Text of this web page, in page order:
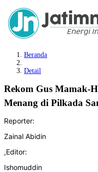
Beranda
Detail
Rekom Gus Mamak-
Menang di Pilkada
Reporter:
Zainal Abidin
,Editor:
Ishomuddin